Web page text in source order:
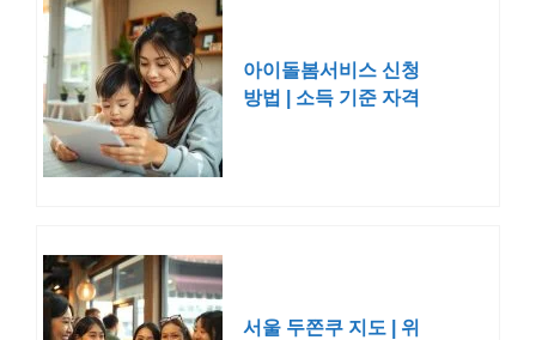
아이돌봄서비스 신청
방법 | 소득 기준 자격
서울 두쫀쿠 지도 | 위